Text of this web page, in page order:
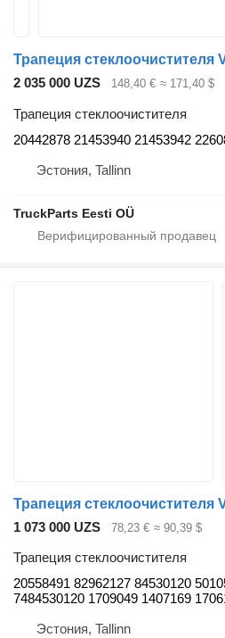
2 035 000 UZS 148,40 € ≈ 171,40 $
Трапеция стеклоочистителя
20442878 21453940 21453942
Эстония, Tallinn
TruckParts Eesti OÜ
1 073 000 UZS 78,23 € ≈ 90,39 $
Трапеция стеклоочистителя
20558491 82962127 84530120
7484530120 1709049 1407169
Эстония, Tallinn